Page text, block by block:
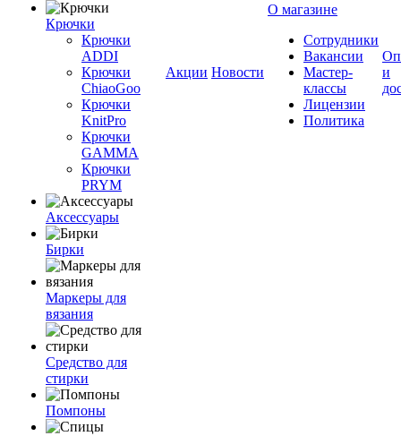
Крючки
Крючки
ADDI
Крючки
ChiaoGoo
Крючки
KnitPro
Крючки
GAMMA
Крючки
PRYM
Аксессуары
Бирки
Маркеры для
вязания
Средство для
стирки
Помпоны
Акции Новости
О магазине
Сотрудники
Вакансии
Мастер-
классы
Лицензии
Политика
и